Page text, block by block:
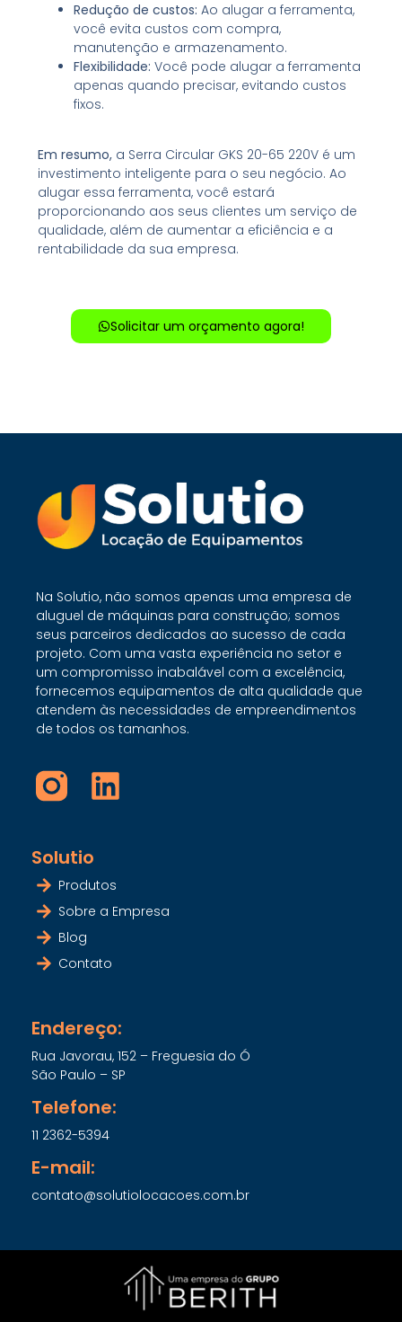
Redução de custos: Ao alugar a ferramenta,
você evita custos com compra,
manutenção e armazenamento.
Flexibilidade: Você pode alugar a ferramenta
apenas quando precisar, evitando custos
fixos.
Em resumo, a Serra Circular GKS 20-65 220V é um
investimento inteligente para o seu negócio. Ao
alugar essa ferramenta, você estará
proporcionando aos seus clientes um serviço de
qualidade, além de aumentar a eficiência e a
rentabilidade da sua empresa.
Solicitar um orçamento agora!
Na Solutio, não somos apenas uma empresa de
aluguel de máquinas para construção; somos
seus parceiros dedicados ao sucesso de cada
projeto. Com uma vasta experiência no setor e
um compromisso inabalável com a excelência,
fornecemos equipamentos de alta qualidade que
atendem às necessidades de empreendimentos
de todos os tamanhos.
Solutio
Produtos
Sobre a Empresa
Blog
Contato
Endereço:
Rua Javorau, 152 – Freguesia do Ó
São Paulo – SP
Telefone:
11 2362-5394
E-mail:
contato@solutiolocacoes.com.br